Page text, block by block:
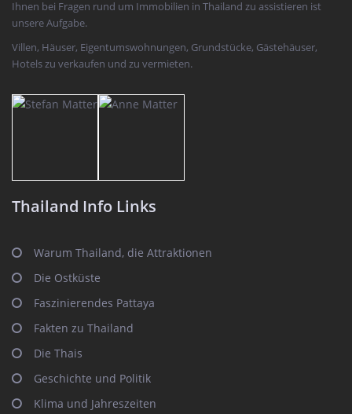
Ihnen bei Fragen rund um Immobilien in Thailand zu assistieren ist
unsere Aufgabe.
Villen, Häuser, Eigentumswohnungen, Grundstücke, Gästehäuser,
Hotels zu verkaufen und zu vermieten.
Thailand Info Links
Warum Thailand, die Attraktionen
Die Ostküste
Faszinierendes Pattaya
Fakten zu Thailand
Die Thais
Geschichte und Politik
Klima und Jahreszeiten